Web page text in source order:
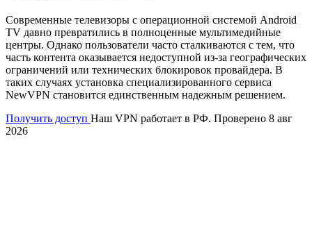
Современные телевизоры с операционной системой Android
TV давно превратились в полноценные мультимедийные
центры. Однако пользователи часто сталкиваются с тем, что
часть контента оказывается недоступной из-за географических
ограничений или технических блокировок провайдера. В
таких случаях установка специализированного сервиса
NewVPN становится единственным надежным решением.
Получить доступ Наш VPN работает в РФ. Проверено 8 авг
2026